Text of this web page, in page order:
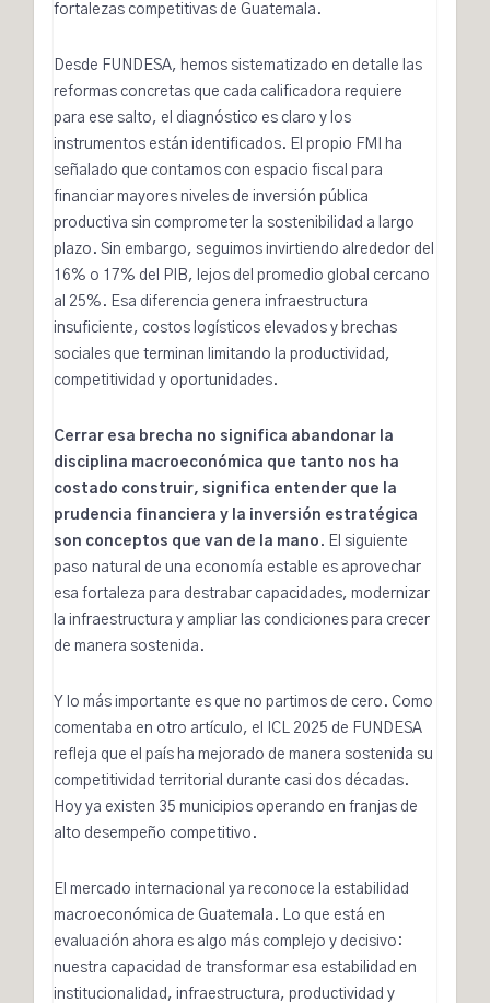
fortalezas competitivas de Guatemala.
Desde FUNDESA, hemos sistematizado en detalle las
reformas concretas que cada calificadora requiere
para ese salto, el diagnóstico es claro y los
instrumentos están identificados. El propio FMI ha
señalado que contamos con espacio fiscal para
financiar mayores niveles de inversión pública
productiva sin comprometer la sostenibilidad a largo
plazo. Sin embargo, seguimos invirtiendo alrededor del
16% o 17% del PIB, lejos del promedio global cercano
al 25%. Esa diferencia genera infraestructura
insuficiente, costos logísticos elevados y brechas
sociales que terminan limitando la productividad,
competitividad y oportunidades.
Cerrar esa brecha no significa abandonar la
disciplina macroeconómica que tanto nos ha
costado construir, significa entender que la
prudencia financiera y la inversión estratégica
son conceptos que van de la mano . El siguiente
paso natural de una economía estable es aprovechar
esa fortaleza para destrabar capacidades, modernizar
la infraestructura y ampliar las condiciones para crecer
de manera sostenida.
Y lo más importante es que no partimos de cero. Como
comentaba en otro artículo, el
ICL 2025 de FUNDESA
refleja que el país ha mejorado de manera sostenida su
competitividad territorial durante casi dos décadas.
Hoy ya existen 35 municipios operando en franjas de
alto desempeño competitivo.
El mercado internacional ya reconoce la estabilidad
macroeconómica de Guatemala. Lo que está en
evaluación ahora es algo más complejo y decisivo:
nuestra capacidad de transformar esa estabilidad en
institucionalidad, infraestructura, productividad y